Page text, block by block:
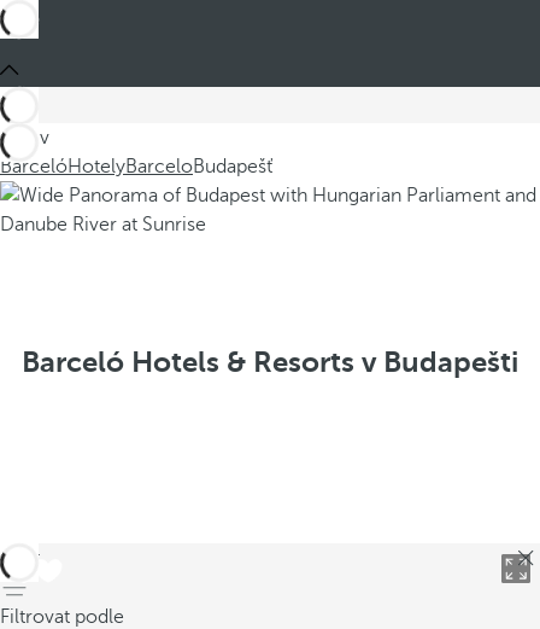
Jste v
BarcelóHotelyBarceloBudapešť
Barceló Hotels & Resorts v Budapešti
Zpět
Filtrovat podle